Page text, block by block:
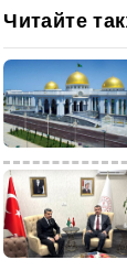
Читайте